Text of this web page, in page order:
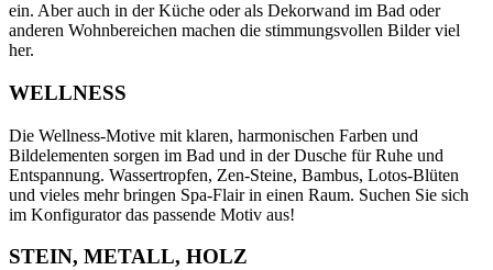
ein. Aber auch in der Küche oder als Dekorwand im Bad oder
anderen Wohnbereichen machen die stimmungsvollen Bilder viel
her.
WELLNESS
Die Wellness-Motive mit klaren, harmonischen Farben und
Bildelementen sorgen im Bad und in der Dusche für Ruhe und
Entspannung. Wassertropfen, Zen-Steine, Bambus, Lotos-Blüten
und vieles mehr bringen Spa-Flair in einen Raum. Suchen Sie sich
im Konfigurator das passende Motiv aus!
STEIN, METALL, HOLZ